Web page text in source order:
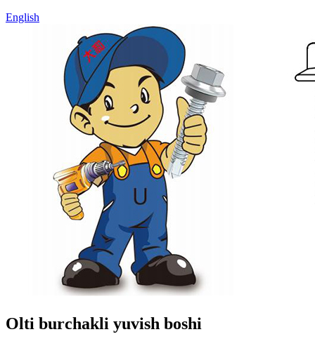
English
Olti burchakli yuvish boshi